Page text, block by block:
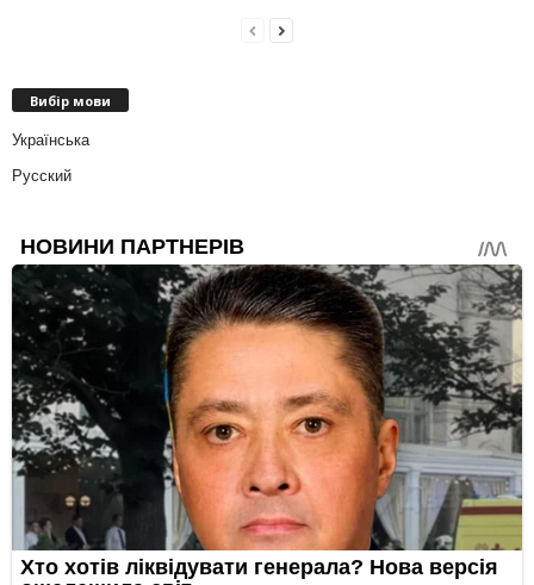
Вибір мови
Українська
Русский